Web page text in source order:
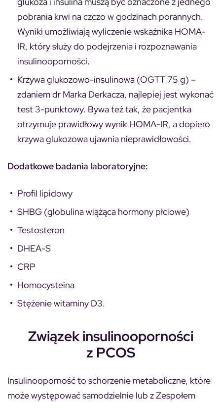
pobrania krwi na czczo w godzinach porannych.
Wyniki umożliwiają wyliczenie wskaźnika HOMA-
IR, który służy do podejrzenia i rozpoznawania
insulinooporności.
Krzywa glukozowo-insulinowa (OGTT 75 g) –
zdaniem dr Marka Derkacza, najlepiej jest wykonać
test 3-punktowy. Bywa też tak, że pacjentka
otrzymuje prawidłowy wynik HOMA-IR, a dopiero
krzywa glukozowa ujawnia nieprawidłowości.
Dodatkowe badania laboratoryjne:
Profil lipidowy
SHBG (globulina wiążąca hormony płciowe)
Testosteron
DHEA-S
CRP
Homocysteina
Stężenie witaminy D3.
Związek insulinooporności
z PCOS
Insulinooporność to schorzenie metaboliczne, które
może występować samodzielnie lub z Zespołem